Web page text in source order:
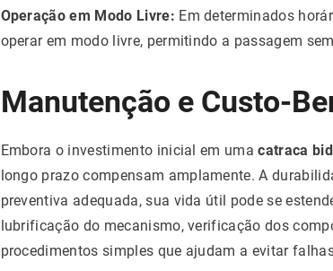
Operação em Modo Livre: Em determinados
operar em modo livre, permitindo a passagem
Manutenção e Custo-
Embora o investimento inicial em uma catraca
longo prazo compensam amplamente. A
preventiva adequada, sua vida útil pode se
lubrificação do mecanismo, verificação dos
procedimentos simples que ajudam a evitar